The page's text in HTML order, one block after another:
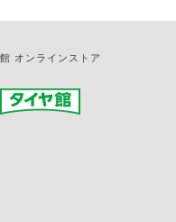
オンラインストア